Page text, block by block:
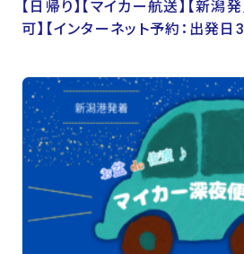
【日帰り】【マイカー航送】【新潟
可】【インターネット予約：出発